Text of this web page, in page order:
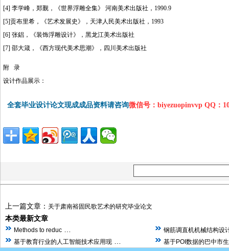
[4] 李学峰，郑觐，《世界浮雕全集》 河南美术出版社，1990.9
[5]贡布里希，《艺术发展史》，天津人民美术出版社，1993
[6] 张錩，《装饰浮雕设计》，黑龙江美术出版社
[7] 邵大箴，《西方现代美术思潮》，四川美术出版社
附 录
设计作品展示：
全套毕业设计论文现成成品资料请咨询微信号：biyezuopinvvp QQ
上一篇文章： 关于肃南裕固民歌艺术的研究毕业论文
本类最新文章
Methods to reduc
钢筋调直机机械结构设
基于教育行业的人工智能技术应用现
基于POI数据的巴中市